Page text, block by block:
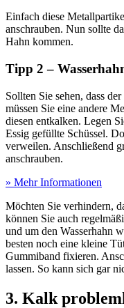
Einfach diese
anschrauben. Nun sollte
Hahn kommen.
Tipp 2 –
Sollten Sie sehen, dass
müssen Sie eine andere
diesen entkalken. Legen
Essig gefüllte Schüssel.
verweilen. Anschließend
anschrauben.
» Mehr Informationen
Möchten Sie verhindern,
können Sie auch
und um den Wasserhahn
besten noch eine kleine
Gummiband fixieren.
lassen. So kann sich gar
3. Kalk